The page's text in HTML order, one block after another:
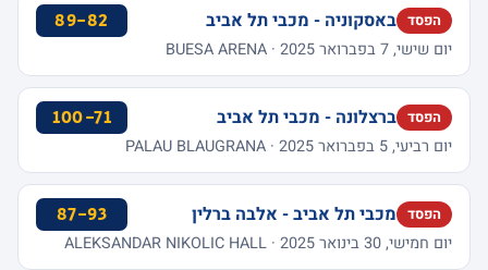
הפסד באסקוניה - מכבי תל אביב 89-82
יום שישי, 7 בפברואר 2025 · BUESA ARENA
הפסד ברצלונה - מכבי תל אביב 100-71
יום רביעי, 5 בפברואר 2025 · PALAU BLAUGRANA
הפסד מכבי תל אביב - אלבה ברלין 87-93
יום חמישי, 30 בינואר 2025 · ALEKSANDAR NIKOLIC HALL